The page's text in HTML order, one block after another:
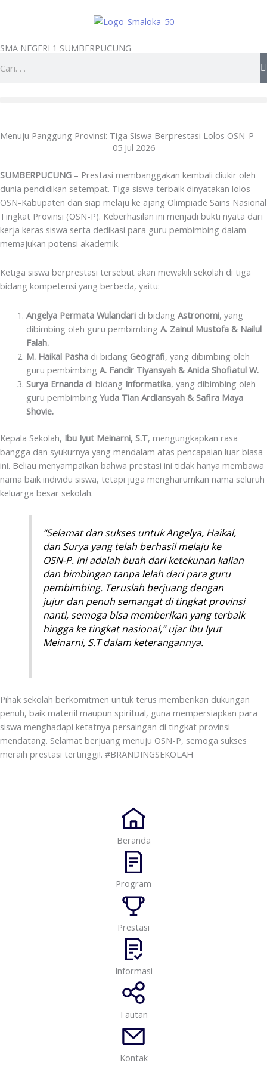
SMA NEGERI 1 SUMBERPUCUNG
Menuju Panggung Provinsi: Tiga Siswa Berprestasi Lolos OSN-P
05 Jul 2026
SUMBERPUCUNG – Prestasi membanggakan kembali diukir oleh
dunia pendidikan setempat. Tiga siswa terbaik dinyatakan lolos
OSN-Kabupaten dan siap melaju ke ajang Olimpiade Sains Nasional
Tingkat Provinsi (OSN-P). Keberhasilan ini menjadi bukti nyata dari
kerja keras siswa serta dedikasi para guru pembimbing dalam
memajukan potensi akademik.
Ketiga siswa berprestasi tersebut akan mewakili sekolah di tiga
bidang kompetensi yang berbeda, yaitu:
Angelya Permata Wulandaridi bidang Astronomi, yang
dibimbing oleh guru pembimbing A. Zainul Mustofa & Nailul
Falah.
M. Haikal Pashadi bidang Geografi, yang dibimbing oleh
guru pembimbing A. Fandir Tiyansyah & Anida Shofiatul W.
Surya Ernandadi bidang Informatika, yang dibimbing oleh
guru pembimbing Yuda Tian Ardiansyah & Safira Maya
Shovie.
Kepala Sekolah, Ibu Iyut Meinarni, S.T, mengungkapkan rasa
bangga dan syukurnya yang mendalam atas pencapaian luar biasa
ini. Beliau menyampaikan bahwa prestasi ini tidak hanya membawa
nama baik individu siswa, tetapi juga mengharumkan nama seluruh
keluarga besar sekolah.
“Selamat dan sukses untuk Angelya, Haikal,
dan Surya yang telah berhasil melaju ke
OSN-P. Ini adalah buah dari ketekunan kalian
dan bimbingan tanpa lelah dari para guru
pembimbing. Teruslah berjuang dengan
jujur dan penuh semangat di tingkat provinsi
nanti, semoga bisa memberikan yang terbaik
hingga ke tingkat nasional,” ujar Ibu Iyut
Meinarni, S.T dalam keterangannya.
Pihak sekolah berkomitmen untuk terus memberikan dukungan
penuh, baik materiil maupun spiritual, guna mempersiapkan para
siswa menghadapi ketatnya persaingan di tingkat provinsi
mendatang. Selamat berjuang menuju OSN-P, semoga sukses
meraih prestasi tertinggi!. #BRANDINGSEKOLAH
Beranda
Program
Prestasi
Informasi
Tautan
Kontak